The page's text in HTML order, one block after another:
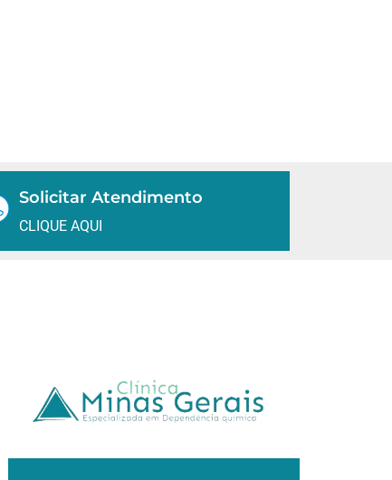
Solicitar Atendimento
CLIQUE AQUI